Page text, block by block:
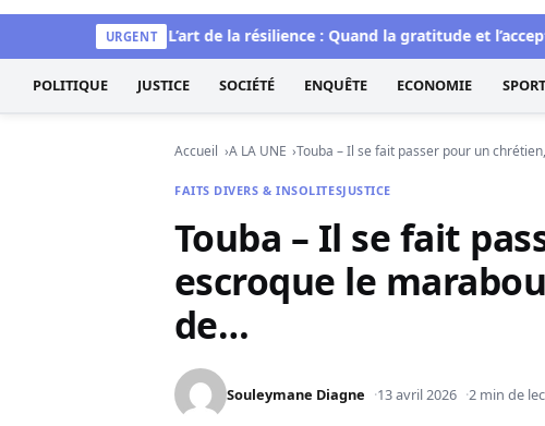
Kéwoulo, le premier site d'information et
URGENT
L’art de la résilience : Quand la gratitude et
POLITIQUE JUSTICE SOCIÉTÉ ENQUÊTE ECONOMIE
Accueil A LA UNE Touba – Il se fait passer pour un
FAITS DIVERS & INSOLITESJUSTICE
Touba – Il se fait
escroque le
de…
Souleymane Diagne 13 avril 2026 2 min de